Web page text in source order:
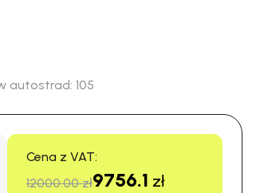
autostrad: 105
Cena z VAT:
12000.00 zł9756.1 zł